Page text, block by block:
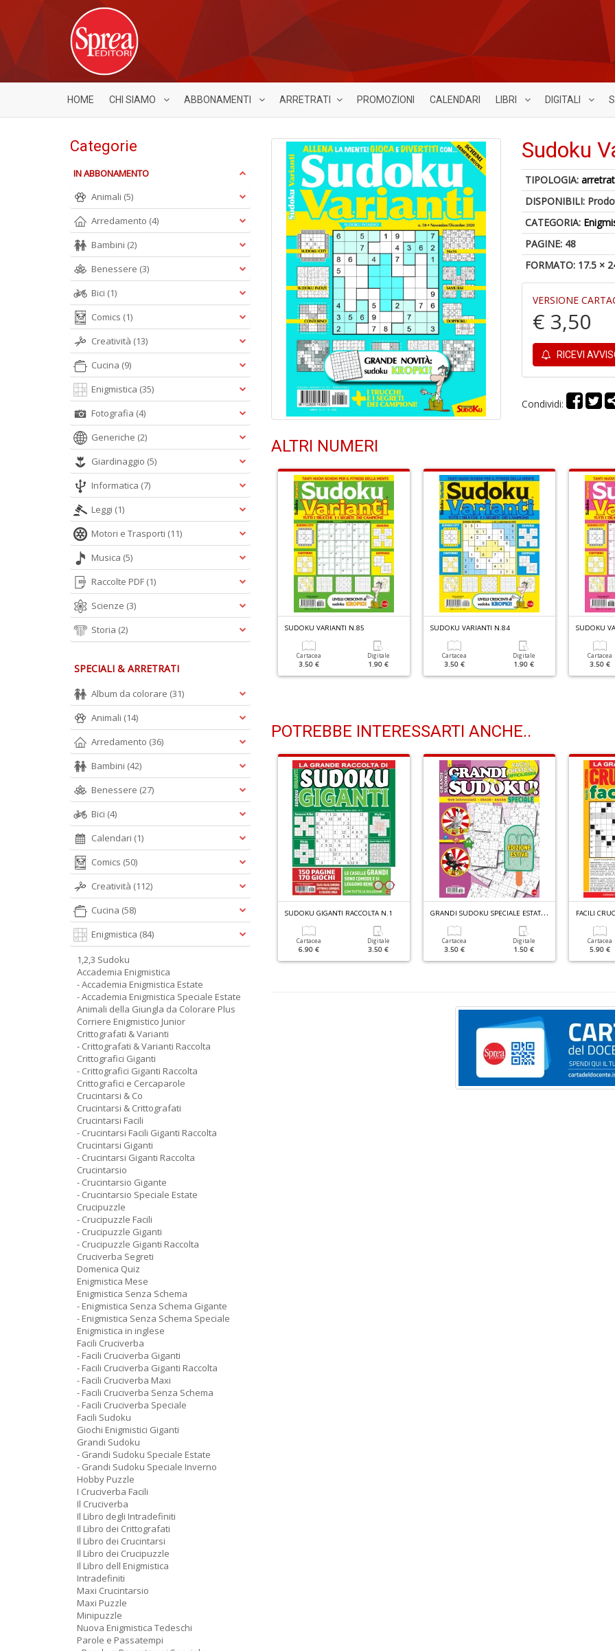
HOME CHI SIAMO ABBONAMENTI ARRETRATI PROMOZIONI CALENDARI LIBRI DIGITALI
Sudoku
TIPOLOGIA:
DISPONIBILI:
CATEGORIA:
PAGINE: 48
FORMATO: 17.5 ×
VERSIONE
€ 3,50
RICEVI
Condividi:
ALTRI NUMERI
1.90 € 3.50 €
SUDOKU VARIANTI N.85
Cartacea
3.50 €
Digitale
1.90 €
SUDOKU VARIANTI N.84
Cartacea
3.50 €
Digitale
1.90 €
SUDOKU
Cartacea
3.50 €
POTREBBE INTERESSARTI ANCHE..
G
RANDI SUDOKU SPECIALE ESTATE N.1
Digitale
1.90 €
Cartacea
3.50 € 1.50 €
SUDOKU GIGANTI RACCOLTA N.1
Cartacea
6.90 €
Digitale
3.50 €
G
RANDI SUDOKU SPECIALE ESTATE N.6
Cartacea
3.50 €
Digitale
1.50 €
Cartacea
5.90 €
Categorie
IN ABBONAMENTO
Animali (5)
Arredamento (4)
Bambini (2)
Benessere (3)
Bici (1)
Comics (1)
Creatività (13)
Cucina (9)
Enigmistica (35)
Fotografia (4)
Generiche (2)
Giardinaggio (5)
Informatica (7)
Leggi (1)
Motori e Trasporti (11)
Musica (5)
Raccolte PDF (1)
Scienze (3)
Storia (2)
SPECIALI & ARRETRATI
Album da colorare (31)
Animali (14)
Arredamento (36)
Bambini (42)
Benessere (27)
Bici (4)
Calendari (1)
Comics (50)
Creatività (112)
Cucina (58)
Enigmistica (84)
1,2,3 Sudoku
Accademia Enigmistica
- Accademia Enigmistica Estate
- Accademia Enigmistica Speciale Estate
Animali della Giungla da Colorare Plus
Corriere Enigmistico Junior
Crittografati & Varianti
- Crittografati & Varianti Raccolta
Crittografici Giganti
- Crittografici Giganti Raccolta
Crittografici e Cercaparole
Crucintarsi & Co
Crucintarsi & Crittografati
Crucintarsi Facili
- Crucintarsi Facili Giganti Raccolta
Crucintarsi Giganti
- Crucintarsi Giganti Raccolta
Crucintarsio
- Crucintarsio Gigante
- Crucintarsio Speciale Estate
Crucipuzzle
- Crucipuzzle Facili
- Crucipuzzle Giganti
- Crucipuzzle Giganti Raccolta
Cruciverba Segreti
Domenica Quiz
Enigmistica Mese
Enigmistica Senza Schema
- Enigmistica Senza Schema Gigante
- Enigmistica Senza Schema Speciale
Enigmistica in inglese
Facili Cruciverba
- Facili Cruciverba Giganti
- Facili Cruciverba Giganti Raccolta
- Facili Cruciverba Maxi
- Facili Cruciverba Senza Schema
- Facili Cruciverba Speciale
Facili Sudoku
Giochi Enigmistici Giganti
Grandi Sudoku
- Grandi Sudoku Speciale Estate
- Grandi Sudoku Speciale Inverno
Hobby Puzzle
I Cruciverba Facili
Il Cruciverba
Il Libro degli Intradefiniti
Il Libro dei Crittografati
Il Libro dei Crucintarsi
Il Libro dei Crucipuzzle
Il Libro dell Enigmistica
Intradefiniti
Maxi Crucintarsio
Maxi Puzzle
Minipuzzle
Nuova Enigmistica Tedeschi
Parole e Passatempi